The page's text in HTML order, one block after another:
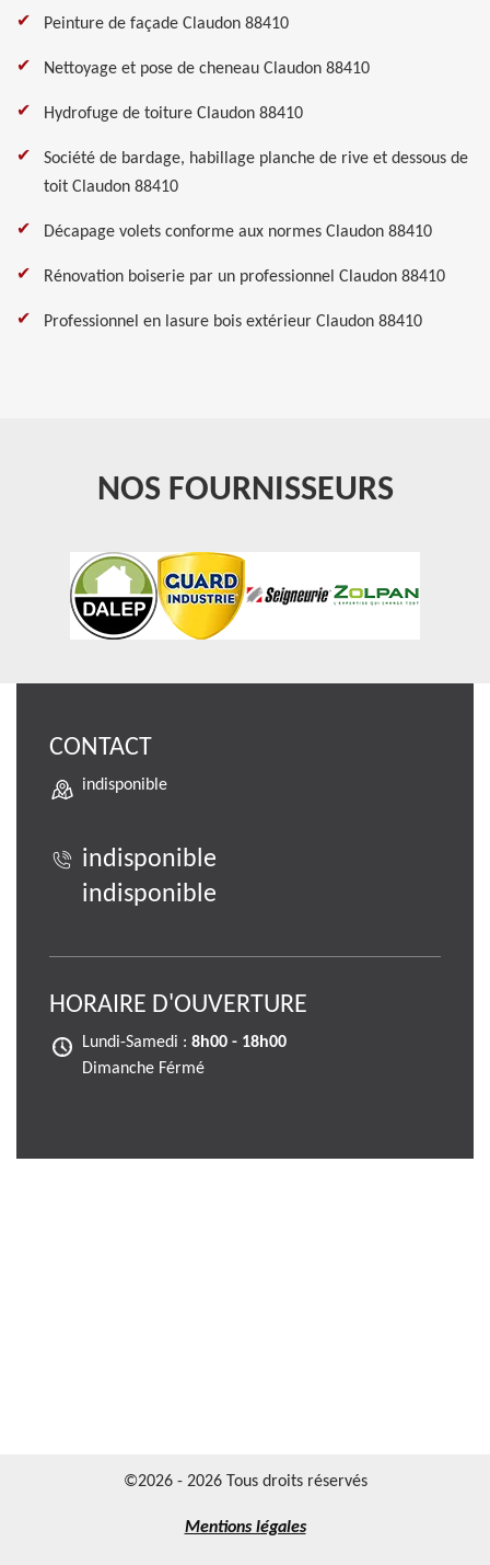
Peinture de façade Claudon 88410
Nettoyage et pose de cheneau Claudon 88410
Hydrofuge de toiture Claudon 88410
Société de bardage, habillage planche de rive et dessous de
toit Claudon 88410
Décapage volets conforme aux normes Claudon 88410
Rénovation boiserie par un professionnel Claudon 88410
Professionnel en lasure bois extérieur Claudon 88410
NOS FOURNISSEURS
CONTACT
indisponible
indisponible
indisponible
HORAIRE D'OUVERTURE
Lundi-Samedi : 8h00 - 18h00
Dimanche Férmé
©2026 - 2026 Tous droits réservés
Mentions légales